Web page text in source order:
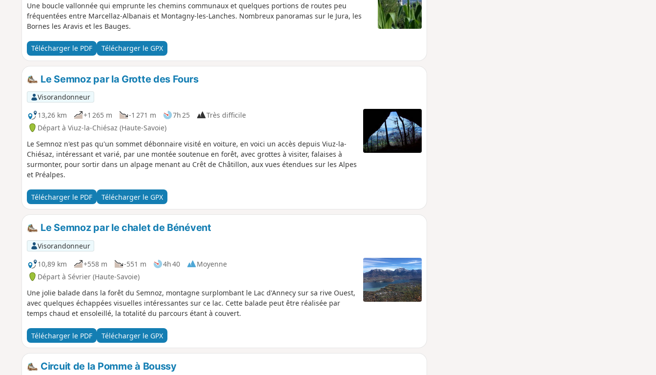
Une boucle vallonnée qui emprunte les chemins communaux et quelques portions de routes peu
fréquentées entre Marcellaz-Albanais et Montagny-les-Lanches. Nombreux panoramas sur le Jura, les
Bornes les Aravis et les Bauges.
Télécharger le PDF Télécharger le GPX
Le Semnoz par la Grotte des Fours
Visorandonneur
13,26 km
+1 265 m -1 271 m 7h 25
Très difficile
Départ à Viuz-la-Chiésaz (Haute-Savoie)
Le Semnoz n'est pas qu'un sommet débonnaire visité en voiture, en voici un accès depuis Viuz-la-
Chiésaz, intéressant et varié, par une montée soutenue en forêt, avec grottes à visiter, falaises à
surmonter, pour sortir dans un alpage menant au Crêt de Châtillon, aux vues étendues sur les Alpes
et Préalpes.
Télécharger le PDF Télécharger le GPX
Le Semnoz par le chalet de Bénévent
Visorandonneur
10,89 km
+558 m -551 m 4h 40
Moyenne
Départ à Sévrier (Haute-Savoie)
Une jolie balade dans la forêt du Semnoz, montagne surplombant le Lac d'Annecy sur sa rive Ouest,
avec quelques échappées visuelles intéressantes sur ce lac. Cette balade peut être réalisée par
temps chaud et ensoleillé, la totalité du parcours étant à couvert.
Télécharger le PDF Télécharger le GPX
Circuit de la Pomme à Boussy